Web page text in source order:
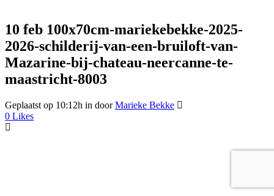
10 feb 100x70cm-mariekebekke-2025-
2026-schilderij-van-een-bruiloft-van-
Mazarine-bij-chateau-neercanne-te-
maastricht-8003
Geplaatst op 10:12h in doorMarieke Bekke
0 Likes